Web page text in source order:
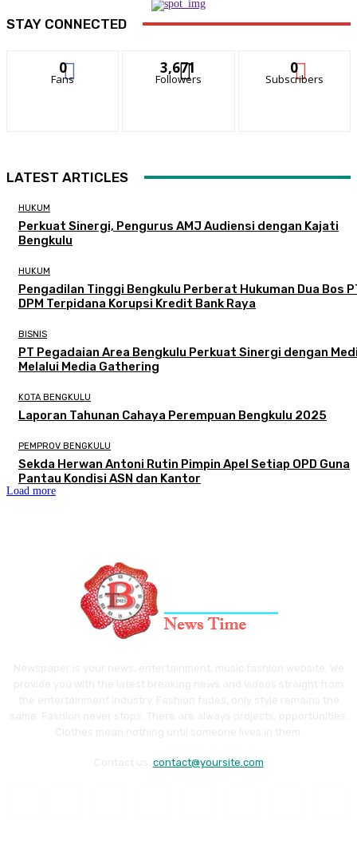
STAY CONNECTED
0
Fans
3,671
Followers
0
Subscribers
LATEST ARTICLES
HUKUM
Perkuat Sinergi, Pengurus AMJ Audiensi dengan Kajati
Bengkulu
HUKUM
Pengadilan Tinggi Bengkulu Perberat Hukuman Dua Bos
DPM Terpidana Korupsi Kredit Bank Raya
BISNIS
PT Pegadaian Area Bengkulu Perkuat Sinergi dengan
Melalui Media Gathering
KOTA BENGKULU
Laporan Tahunan Cahaya Perempuan Bengkulu 2025
PEMPROV BENGKULU
Sekda Herwan Antoni Rutin Pimpin Apel Setiap OPD Guna
Pantau Kondisi ASN dan Kantor
Load more
contact@yoursite.com